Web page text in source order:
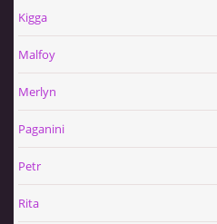
Kigga
Malfoy
Merlyn
Paganini
Petr
Rita